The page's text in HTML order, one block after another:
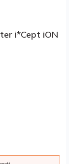
i*Cept iON